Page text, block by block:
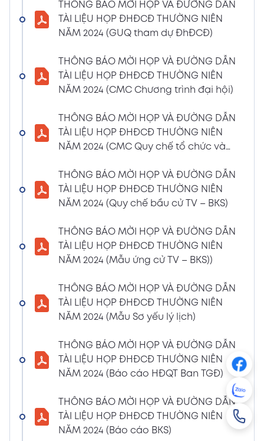
hiện quyền tham dự ĐHĐCĐ thường niên
năm 2024
30/01/2024
BÁO CÁO TÌNH HÌNH QUẢN TRỊ NĂM 2023
17/01/2024
Nghị quyết HĐQT số 02 về việc CMC thông
qua việc chốt ngày đăng ký cuối cùng để
thực hiện quyền nhận lãi Trái Phiếu
Xem PDF
NGHỊ QUYẾT SỐ 01/2024/NQ-HĐQT VỀ VIỆC
GÓP VỐN THÀNH LẬP CÔNG TY TNHH ĐẦU
08/01/2024
4:38 PM
CHỨNG NHẬN ĐĂNG KÝ HOẠT ĐỘNG CHI
NHÁNH MÃ SỐ 2600106523-002
Xem PDF
04/01/2024
CBTT VỀ QUYẾT ĐỊNH MIỄN NHIỆM PTGĐ
04/01/2024
CBTT VỀ QUYẾT ĐỊNH BỔ NHIỆM PTGĐ KHỐI
HỖ TRỢ
Xem PDF
18/12/2023
4:48 PM
THÔNG BÁO MỜI HỌP VÀ ĐƯỜNG DẪN
TÀI LIỆU HỌP ĐHĐCĐ THƯỜNG NIÊN
NĂM 2024 (GUQ tham dự ĐhĐCĐ)
THÔNG BÁO MỜI HỌP VÀ ĐƯỜNG DẪN
TÀI LIỆU HỌP ĐHĐCĐ THƯỜNG NIÊN
NĂM 2024 (CMC Chương trình đại hội)
THÔNG BÁO MỜI HỌP VÀ ĐƯỜNG DẪN
TÀI LIỆU HỌP ĐHĐCĐ THƯỜNG NIÊN
NĂM 2024 (CMC Quy chế tổ chức và
THÔNG BÁO MỜI HỌP VÀ ĐƯỜNG DẪN
TÀI LIỆU HỌP ĐHĐCĐ THƯỜNG NIÊN
NĂM 2024 (Quy chế bầu cử TV – BKS)
THÔNG BÁO MỜI HỌP VÀ ĐƯỜNG DẪN
TÀI LIỆU HỌP ĐHĐCĐ THƯỜNG NIÊN
NĂM 2024 (Mẫu ứng cử TV – BKS))
THÔNG BÁO MỜI HỌP VÀ ĐƯỜNG DẪN
TÀI LIỆU HỌP ĐHĐCĐ THƯỜNG NIÊN
NĂM 2024 (Mẫu Sơ yếu lý lịch)
THÔNG BÁO MỜI HỌP VÀ ĐƯỜNG DẪN
TÀI LIỆU HỌP ĐHĐCĐ THƯỜNG NIÊN
NĂM 2024 (Báo cáo HĐQT Ban TGĐ)
THÔNG BÁO MỜI HỌP VÀ ĐƯỜNG DẪN
TÀI LIỆU HỌP ĐHĐCĐ THƯỜNG NIÊN
NĂM 2024 (Báo cáo BKS)